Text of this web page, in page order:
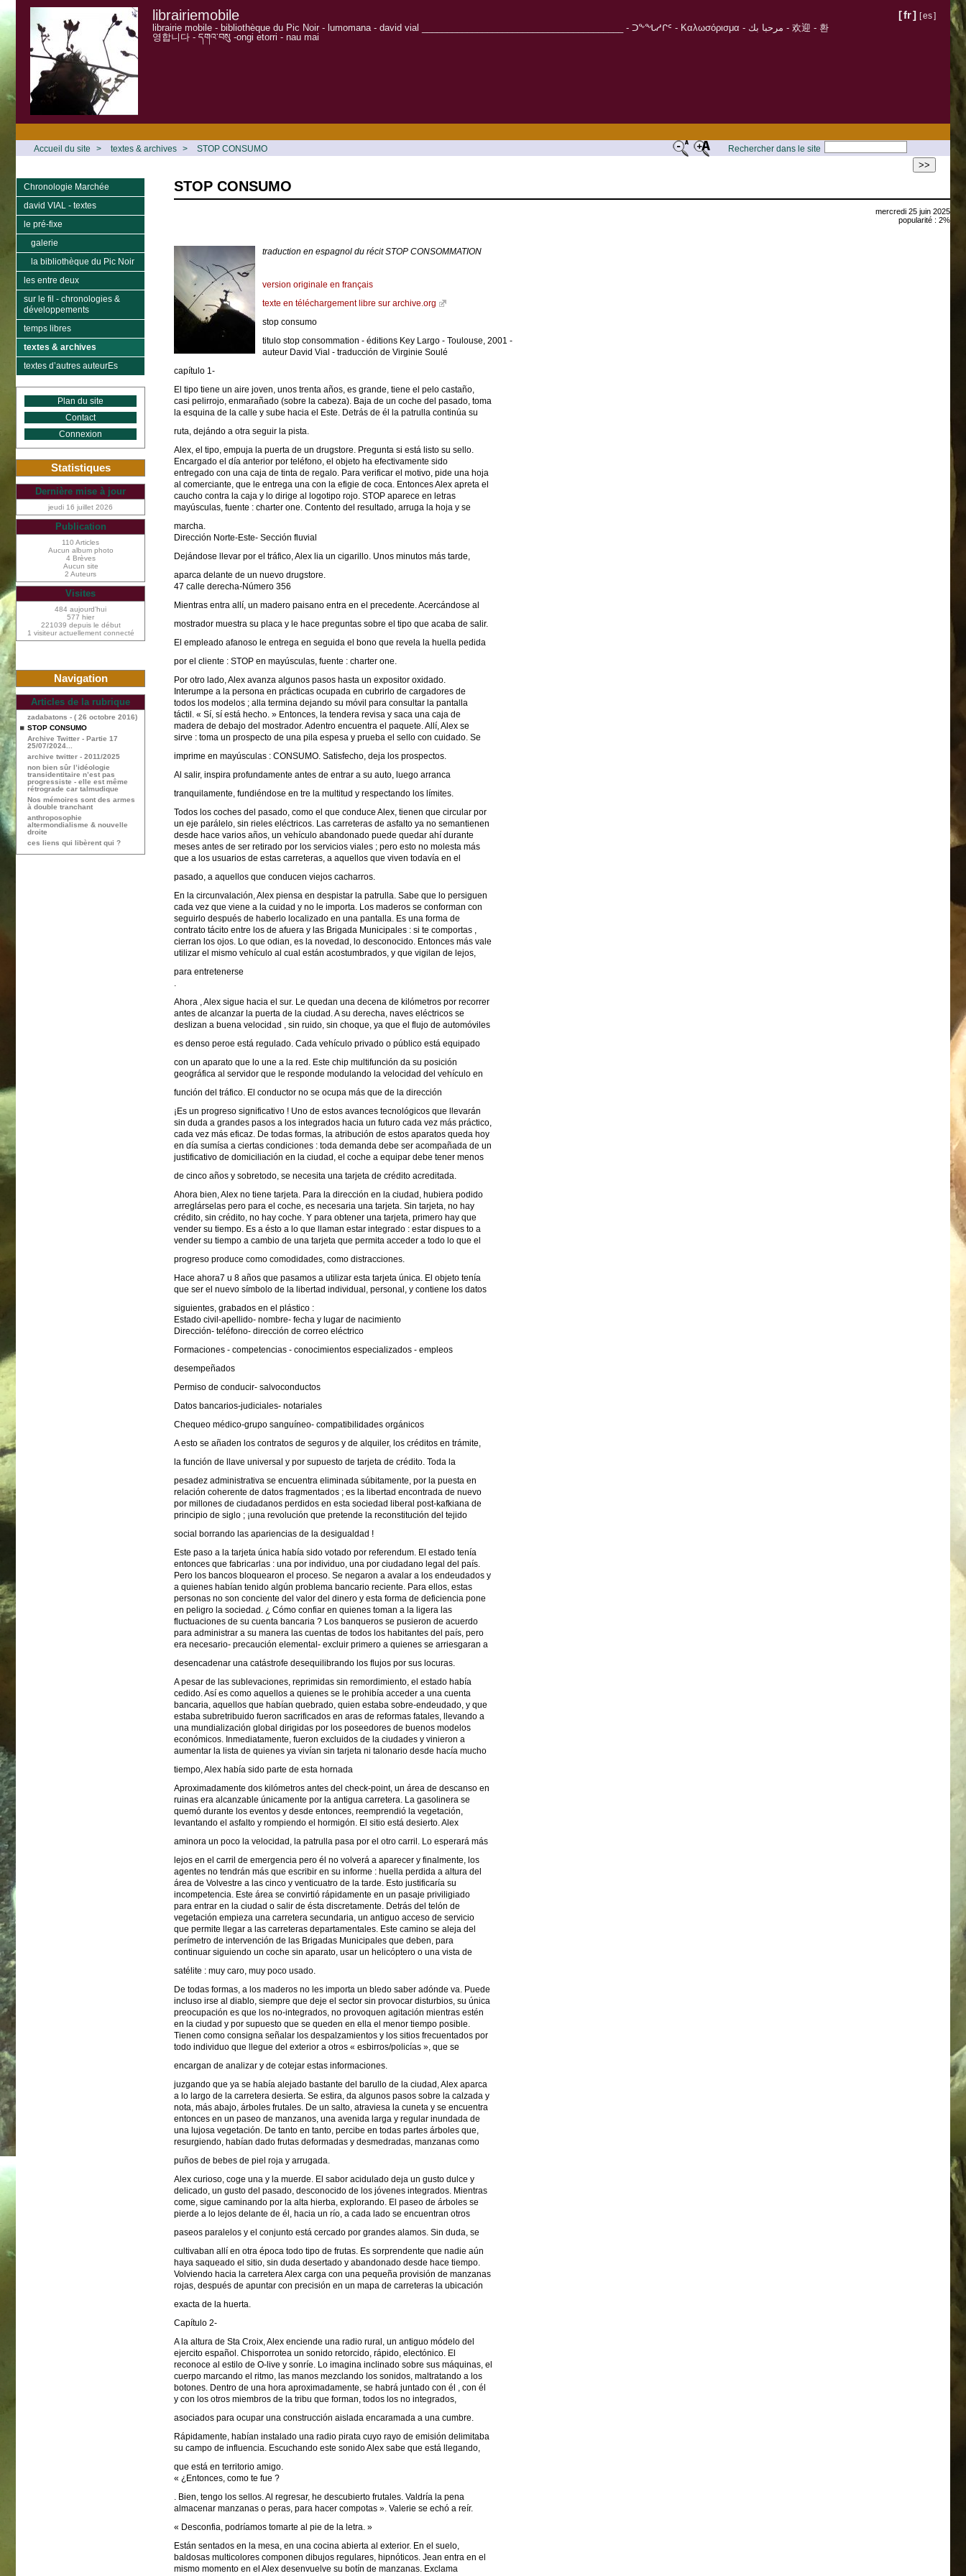
[fr] [es]
librairiemobile
librairie mobile - bibliothèque du Pic Noir - lumomana - david vial ________________________________________ - ᑐᖕᖓᓱᒋᑦ - Καλωσόρισμα - مرحبا بك - 欢迎 - 환
영합니다 - དགའ་བསུ -ongi etorri - nau mai
>>
Rechercher dans le site
Accueil du site > textes & archives > STOP CONSUMO
STOP CONSUMO
mercredi 25 juin 2025
popularité : 2%
traduction en espagnol du récit STOP CONSOMMATION
version originale en français
texte en téléchargement libre sur archive.org
stop consumo
titulo stop consommation - éditions Key Largo - Toulouse, 2001 -
auteur David Vial - traducción de Virginie Soulé
capítulo 1-
El tipo tiene un aire joven, unos trenta años, es grande, tiene el pelo castaño,
casi pelirrojo, enmarañado (sobre la cabeza). Baja de un coche del pasado, toma
la esquina de la calle y sube hacia el Este. Detrás de él la patrulla continúa su
ruta, dejándo a otra seguir la pista.
Alex, el tipo, empuja la puerta de un drugstore. Pregunta si está listo su sello.
Encargado el día anterior por teléfono, el objeto ha efectivamente sido
entregado con una caja de tinta de regalo. Para verificar el motivo, pide una hoja
al comerciante, que le entrega una con la efigie de coca. Entonces Alex apreta el
caucho contra la caja y lo dirige al logotipo rojo. STOP aparece en letras
mayúsculas, fuente : charter one. Contento del resultado, arruga la hoja y se
marcha.
Dirección Norte-Este- Sección fluvial
Dejándose llevar por el tráfico, Alex lia un cigarillo. Unos minutos más tarde,
aparca delante de un nuevo drugstore.
47 calle derecha-Número 356
Mientras entra allí, un madero paisano entra en el precedente. Acercándose al
mostrador muestra su placa y le hace preguntas sobre el tipo que acaba de salir.
El empleado afanoso le entrega en seguida el bono que revela la huella pedida
por el cliente : STOP en mayúsculas, fuente : charter one.
Por otro lado, Alex avanza algunos pasos hasta un expositor oxidado.
Interumpe a la persona en prácticas ocupada en cubrirlo de cargadores de
todos los modelos ; alla termina dejando su móvil para consultar la pantalla
táctil. « Sí, sí está hecho. » Entonces, la tendera revisa y saca una caja de
madera de debajo del mostrador. Adentro encuentra el paquete. Allí, Alex se
sirve : toma un prospecto de una pila espesa y prueba el sello con cuidado. Se
imprime en mayúsculas : CONSUMO. Satisfecho, deja los prospectos.
Al salir, inspira profundamente antes de entrar a su auto, luego arranca
tranquilamente, fundiéndose en tre la multitud y respectando los límites.
Todos los coches del pasado, como el que conduce Alex, tienen que circular por
un eje parálelo, sin rieles eléctricos. Las carreteras de asfalto ya no semantienen
desde hace varios años, un vehículo abandonado puede quedar ahí durante
meses antes de ser retirado por los servicios viales ; pero esto no molesta más
que a los usuarios de estas carreteras, a aquellos que viven todavía en el
pasado, a aquellos que conducen viejos cacharros.
En la circunvalación, Alex piensa en despistar la patrulla. Sabe que lo persiguen
cada vez que viene a la cuidad y no le importa. Los maderos se conforman con
seguirlo después de haberlo localizado en una pantalla. Es una forma de
contrato tácito entre los de afuera y las Brigada Municipales : si te comportas ,
cierran los ojos. Lo que odian, es la novedad, lo desconocido. Entonces más vale
utilizar el mismo vehículo al cual están acostumbrados, y que vigilan de lejos,
para entretenerse
.
Ahora , Alex sigue hacia el sur. Le quedan una decena de kilómetros por recorrer
antes de alcanzar la puerta de la ciudad. A su derecha, naves eléctricos se
deslizan a buena velocidad , sin ruido, sin choque, ya que el flujo de automóviles
es denso peroe está regulado. Cada vehículo privado o público está equipado
con un aparato que lo une a la red. Este chip multifunción da su posición
geográfica al servidor que le responde modulando la velocidad del vehículo en
función del tráfico. El conductor no se ocupa más que de la dirección
¡Es un progreso significativo ! Uno de estos avances tecnológicos que llevarán
sin duda a grandes pasos a los integrados hacia un futuro cada vez más práctico,
cada vez más eficaz. De todas formas, la atribución de estos aparatos queda hoy
en día sumísa a ciertas condiciones : toda demanda debe ser acompañada de un
justificativo de domiciliación en la ciudad, el coche a equipar debe tener menos
de cinco años y sobretodo, se necesita una tarjeta de crédito acreditada.
Ahora bien, Alex no tiene tarjeta. Para la dirección en la ciudad, hubiera podido
arreglárselas pero para el coche, es necesaria una tarjeta. Sin tarjeta, no hay
crédito, sin crédito, no hay coche. Y para obtener una tarjeta, primero hay que
vender su tiempo. Es a ésto a lo que llaman estar integrado : estar dispues to a
vender su tiempo a cambio de una tarjeta que permita acceder a todo lo que el
progreso produce como comodidades, como distracciones.
Hace ahora7 u 8 años que pasamos a utilizar esta tarjeta única. El objeto tenía
que ser el nuevo símbolo de la libertad individual, personal, y contiene los datos
siguientes, grabados en el plástico :
Estado civil-apellido- nombre- fecha y lugar de nacimiento
Dirección- teléfono- dirección de correo eléctrico
Formaciones - competencias - conocimientos especializados - empleos
desempeñados
Permiso de conducir- salvoconductos
Datos bancarios-judiciales- notariales
Chequeo médico-grupo sanguíneo- compatibilidades orgánicos
A esto se añaden los contratos de seguros y de alquiler, los créditos en trámite,
la función de llave universal y por supuesto de tarjeta de crédito. Toda la
pesadez administrativa se encuentra eliminada súbitamente, por la puesta en
relación coherente de datos fragmentados ; es la libertad encontrada de nuevo
por millones de ciudadanos perdidos en esta sociedad liberal post-kafkiana de
principio de siglo ; ¡una revolución que pretende la reconstitución del tejido
social borrando las apariencias de la desigualdad !
Este paso a la tarjeta única había sido votado por referendum. El estado tenía
entonces que fabricarlas : una por individuo, una por ciudadano legal del país.
Pero los bancos bloquearon el proceso. Se negaron a avalar a los endeudados y
a quienes habían tenido algún problema bancario reciente. Para ellos, estas
personas no son conciente del valor del dinero y esta forma de deficiencia pone
en peligro la sociedad. ¿ Cómo confiar en quienes toman a la ligera las
fluctuaciones de su cuenta bancaria ? Los banqueros se pusieron de acuerdo
para administrar a su manera las cuentas de todos los habitantes del país, pero
era necesario- precaución elemental- excluir primero a quienes se arriesgaran a
desencadenar una catástrofe desequilibrando los flujos por sus locuras.
A pesar de las sublevaciones, reprimidas sin remordimiento, el estado había
cedido. Así es como aquellos a quienes se le prohibía acceder a una cuenta
bancaria, aquellos que habían quebrado, quien estaba sobre-endeudado, y que
estaba subretribuido fueron sacrificados en aras de reformas fatales, llevando a
una mundialización global dirigidas por los poseedores de buenos modelos
económicos. Inmediatamente, fueron excluidos de la ciudades y vinieron a
aumentar la lista de quienes ya vivían sin tarjeta ni talonario desde hacía mucho
tiempo, Alex había sido parte de esta hornada
Aproximadamente dos kilómetros antes del check-point, un área de descanso en
ruinas era alcanzable únicamente por la antigua carretera. La gasolinera se
quemó durante los eventos y desde entonces, reemprendió la vegetación,
levantando el asfalto y rompiendo el hormigón. El sitio está desierto. Alex
aminora un poco la velocidad, la patrulla pasa por el otro carril. Lo esperará más
lejos en el carril de emergencia pero él no volverá a aparecer y finalmente, los
agentes no tendrán más que escribir en su informe : huella perdida a altura del
área de Volvestre a las cinco y venticuatro de la tarde. Esto justificaría su
incompetencia. Este área se convirtió rápidamente en un pasaje priviligiado
para entrar en la ciudad o salir de ésta discretamente. Detrás del telón de
vegetación empieza una carretera secundaria, un antiguo acceso de servicio
que permite llegar a las carreteras departamentales. Este camino se aleja del
perímetro de intervención de las Brigadas Municipales que deben, para
continuar siguiendo un coche sin aparato, usar un helicóptero o una vista de
satélite : muy caro, muy poco usado.
De todas formas, a los maderos no les importa un bledo saber adónde va. Puede
incluso irse al diablo, siempre que deje el sector sin provocar disturbios, su única
preocupación es que los no-integrados, no provoquen agitación mientras estén
en la ciudad y por supuesto que se queden en ella el menor tiempo posible.
Tienen como consigna señalar los despalzamientos y los sitios frecuentados por
todo individuo que llegue del exterior a otros « esbirros/policías », que se
encargan de analizar y de cotejar estas informaciones.
juzgando que ya se había alejado bastante del barullo de la ciudad, Alex aparca
a lo largo de la carretera desierta. Se estira, da algunos pasos sobre la calzada y
nota, más abajo, árboles frutales. De un salto, atraviesa la cuneta y se encuentra
entonces en un paseo de manzanos, una avenida larga y regular inundada de
una lujosa vegetación. De tanto en tanto, percibe en todas partes árboles que,
resurgiendo, habían dado frutas deformadas y desmedradas, manzanas como
puños de bebes de piel roja y arrugada.
Alex curioso, coge una y la muerde. El sabor acidulado deja un gusto dulce y
delicado, un gusto del pasado, desconocido de los jóvenes integrados. Mientras
come, sigue caminando por la alta hierba, explorando. El paseo de árboles se
pierde a lo lejos delante de él, hacia un río, a cada lado se encuentran otros
paseos paralelos y el conjunto está cercado por grandes alamos. Sin duda, se
cultivaban allí en otra época todo tipo de frutas. Es sorprendente que nadie aún
haya saqueado el sitio, sin duda desertado y abandonado desde hace tiempo.
Volviendo hacia la carretera Alex carga con una pequeña provisión de manzanas
rojas, después de apuntar con precisión en un mapa de carreteras la ubicación
exacta de la huerta.
Capítulo 2-
A la altura de Sta Croix, Alex enciende una radio rural, un antiguo módelo del
ejercito español. Chisporrotea un sonido retorcido, rápido, electónico. El
reconoce al estilo de O-live y sonríe. Lo imagina inclinado sobre sus máquinas, el
cuerpo marcando el ritmo, las manos mezclando los sonidos, maltratando a los
botones. Dentro de una hora aproximadamente, se habrá juntado con él , con él
y con los otros miembros de la tribu que forman, todos los no integrados,
asociados para ocupar una construcción aislada encaramada a una cumbre.
Rápidamente, habían instalado una radio pirata cuyo rayo de emisión delimitaba
su campo de influencia. Escuchando este sonido Alex sabe que está llegando,
que está en territorio amigo.
« ¿Entonces, como te fue ?
. Bien, tengo los sellos. Al regresar, he descubierto frutales. Valdría la pena
almacenar manzanas o peras, para hacer compotas ». Valerie se echó a reír.
« Desconfia, podríamos tomarte al pie de la letra. »
Están sentados en la mesa, en una cocina abierta al exterior. En el suelo,
baldosas multicolores componen dibujos regulares, hipnóticos. Jean entra en el
mismo momento en el Alex desenvuelve su botín de manzanas. Exclama
Chronologie Marchée
david VIAL - textes
le pré-fixe
galerie
la bibliothèque du Pic Noir
les entre deux
sur le fil - chronologies &
développements
temps libres
textes & archives
textes d’autres auteurEs
Plan du site
Contact
Connexion
Statistiques
Dernière mise à jour
jeudi 16 juillet 2026
Publication
110 Articles
Aucun album photo
4 Brèves
Aucun site
2 Auteurs
Visites
484 aujourd’hui
577 hier
221039 depuis le début
1 visiteur actuellement connecté
Navigation
Articles de la rubrique
zadabatons - ( 26 octobre 2016)
STOP CONSUMO
Archive Twitter - Partie 17
25/07/2024...
archive twitter - 2011/2025
non bien sûr l’idéologie
transidentitaire n’est pas
progressiste - elle est même
rétrograde car talmudique
Nos mémoires sont des armes
à double tranchant
anthroposophie
altermondialisme & nouvelle
droite
ces liens qui libèrent qui ?